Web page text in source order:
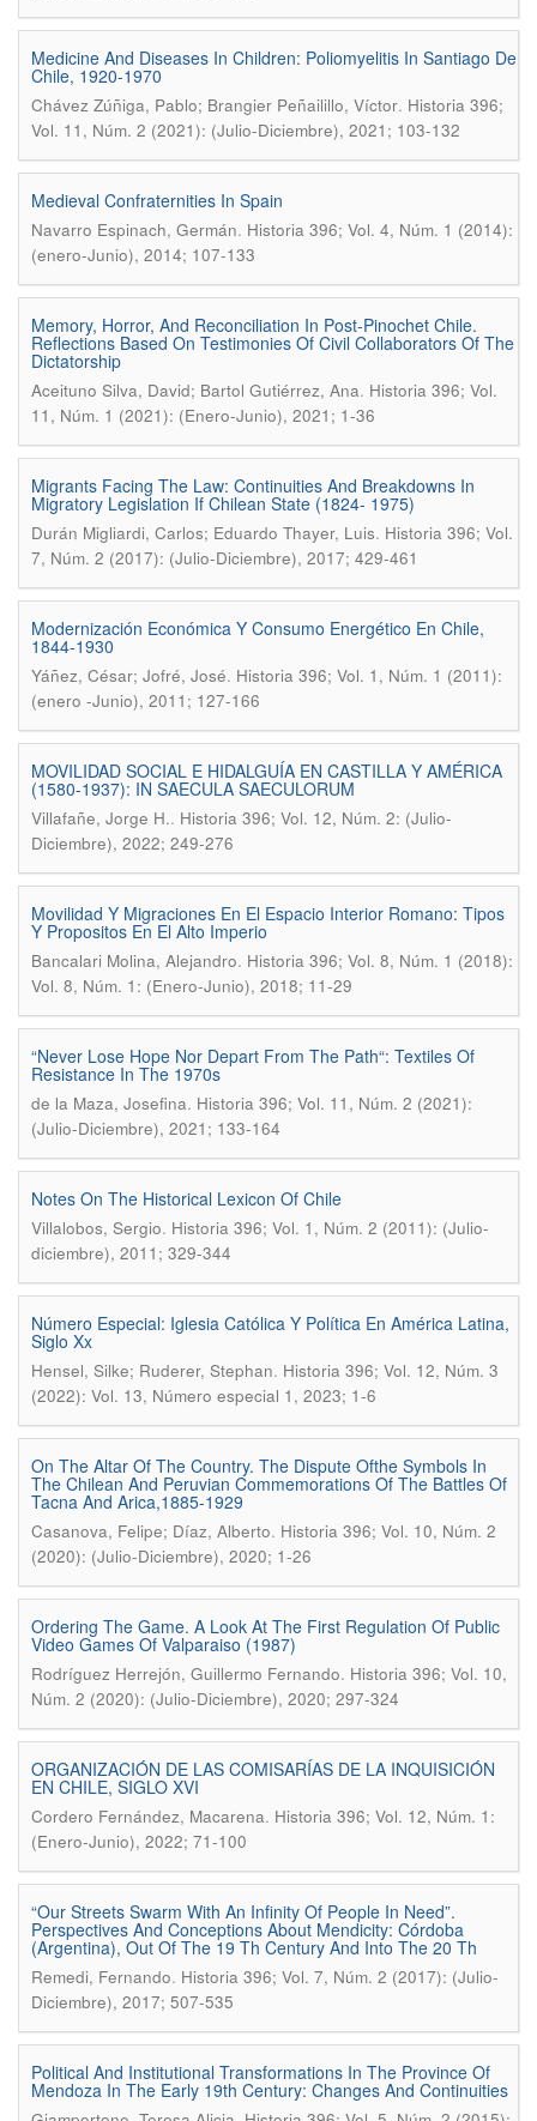
Medicine And Diseases In Children: Poliomyelitis In Santiago De
Chile, 1920-1970
Chávez Zúñiga, Pablo; Brangier Peñailillo, Víctor. Historia 396;
Vol. 11, Núm. 2 (2021): (Julio-Diciembre), 2021; 103-132
Medieval Confraternities In Spain
Navarro Espinach, Germán. Historia 396; Vol. 4, Núm. 1 (2014):
(enero-Junio), 2014; 107-133
Memory, Horror, And Reconciliation In Post-Pinochet Chile.
Reflections Based On Testimonies Of Civil Collaborators Of The
Dictatorship
Aceituno Silva, David; Bartol Gutiérrez, Ana. Historia 396; Vol.
11, Núm. 1 (2021): (Enero-Junio), 2021; 1-36
Migrants Facing The Law: Continuities And Breakdowns In
Migratory Legislation If Chilean State (1824- 1975)
Durán Migliardi, Carlos; Eduardo Thayer, Luis. Historia 396; Vol.
7, Núm. 2 (2017): (Julio-Diciembre), 2017; 429-461
Modernización Económica Y Consumo Energético En Chile,
1844-1930
Yáñez, César; Jofré, José. Historia 396; Vol. 1, Núm. 1 (2011):
(enero -Junio), 2011; 127-166
MOVILIDAD SOCIAL E HIDALGUÍA EN CASTILLA Y AMÉRICA
(1580-1937): IN SAECULA SAECULORUM
Villafañe, Jorge H.. Historia 396; Vol. 12, Núm. 2: (Julio-
Diciembre), 2022; 249-276
Movilidad Y Migraciones En El Espacio Interior Romano: Tipos
Y Propositos En El Alto Imperio
Bancalari Molina, Alejandro. Historia 396; Vol. 8, Núm. 1 (2018):
Vol. 8, Núm. 1: (Enero-Junio), 2018; 11-29
“Never Lose Hope Nor Depart From The Path“: Textiles Of
Resistance In The 1970s
de la Maza, Josefina. Historia 396; Vol. 11, Núm. 2 (2021):
(Julio-Diciembre), 2021; 133-164
Notes On The Historical Lexicon Of Chile
Villalobos, Sergio. Historia 396; Vol. 1, Núm. 2 (2011): (Julio-
diciembre), 2011; 329-344
Número Especial: Iglesia Católica Y Política En América Latina,
Siglo Xx
Hensel, Silke; Ruderer, Stephan. Historia 396; Vol. 12, Núm. 3
(2022): Vol. 13, Número especial 1, 2023; 1-6
On The Altar Of The Country. The Dispute Ofthe Symbols In
The Chilean And Peruvian Commemorations Of The Battles Of
Tacna And Arica,1885-1929
Casanova, Felipe; Díaz, Alberto. Historia 396; Vol. 10, Núm. 2
(2020): (Julio-Diciembre), 2020; 1-26
Ordering The Game. A Look At The First Regulation Of Public
Video Games Of Valparaiso (1987)
Rodríguez Herrejón, Guillermo Fernando. Historia 396; Vol. 10,
Núm. 2 (2020): (Julio-Diciembre), 2020; 297-324
ORGANIZACIÓN DE LAS COMISARÍAS DE LA INQUISICIÓN
EN CHILE, SIGLO XVI
Cordero Fernández, Macarena. Historia 396; Vol. 12, Núm. 1:
(Enero-Junio), 2022; 71-100
“Our Streets Swarm With An Infinity Of People In Need”.
Perspectives And Conceptions About Mendicity: Córdoba
(Argentina), Out Of The 19 Th Century And Into The 20 Th
Remedi, Fernando. Historia 396; Vol. 7, Núm. 2 (2017): (Julio-
Diciembre), 2017; 507-535
Political And Institutional Transformations In The Province Of
Mendoza In The Early 19th Century: Changes And Continuities